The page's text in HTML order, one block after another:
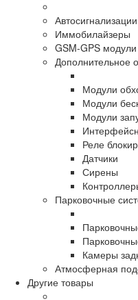
Автосигнализации
Иммобилайзеры
GSM-GPS
Дополнительное
Модули
Модули
Модули
Реле
Датчики
Сирены
Парковочные
Камеры
Атмосферная
Другие товары